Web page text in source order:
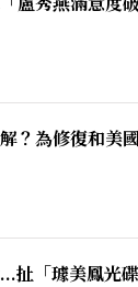
？為修復和美
扯「璩美鳳光